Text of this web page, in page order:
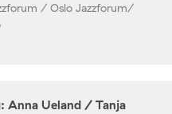
/ Oslo Jazzforum/
Anna Ueland / Tanja